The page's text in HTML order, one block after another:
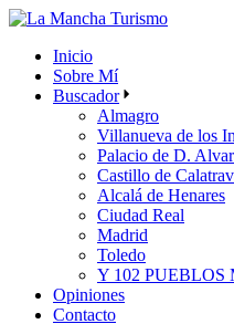
Skip
content
Inicio
Sobre Mí
Buscador
Almagro
Villanueva de los
Palacio de D.
Castillo de
Alcalá de Henares
Ciudad Real
Madrid
Toledo
Y 102 PUEBLOS
Opiniones
Contacto